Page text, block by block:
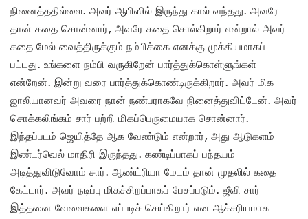
நினைத்ததில்லை. அவர் ஆபிஸில் இருந்து கால் வந்தது. அவரே
தான் கதை சொன்னார், அவரே கதை சொல்கிறார் என்றால் அவர்
கதை மேல் வைத்திருக்கும் நம்பிக்கை எனக்கு முக்கியமாகப்
பட்டது. உங்களை நம்பி வருகிறேன் பார்த்துக்கொள்ளுங்கள்
என்றேன். இன்று வரை பார்த்துக்கொண்டிருக்கிறார். அவர் மிக
ஜாலியானவர் அவரை நான் நண்பராகவே நினைத்துவிட்டேன். அவர்
சொக்கலிங்கம் சார் பற்றி மிகப்பெருமையாக சொன்னார்.
இந்தப்படம் ஜெயித்தே ஆக வேண்டும் என்றார், அது ஆடுகளம்
இண்டர்வெல் மாதிரி இருந்தது. கண்டிப்பாகப் பந்தயம்
அடித்துவிடுவோம் சார். ஆண்ட்ரியா மேடம் தான் முதலில் கதை
கேட்டார். அவர் நடிப்பு மிகச்சிறப்பாகப் பேசப்படும். ஜீவி சார்
இத்தனை வேலைகளை எப்படிச் செய்கிறார் என ஆச்சரியமாக